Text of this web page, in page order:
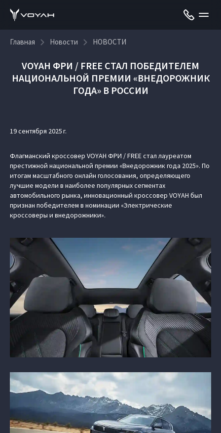
Главная Новости НОВОСТИ
VOYAH ФРИ / FREE СТАЛ ПОБЕДИТЕЛЕМ
НАЦИОНАЛЬНОЙ ПРЕМИИ «ВНЕДОРОЖНИК
ГОДА» В РОССИИ
19 сентября 2025 г.
Флагманский кроссовер VOYAH ФРИ / FREE стал лауреатом
престижной национальной премии «Внедорожник года 2025». По
итогам масштабного онлайн голосования, определяющего
лучшие модели в наиболее популярных сегментах
автомобильного рынка, инновационный кроссовер VOYAH был
признан победителем в номинации «Электрические
кроссоверы и внедорожники».